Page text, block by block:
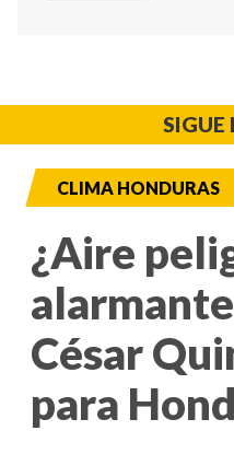
SIGUE
CLIMA HONDURAS
¿Aire
César
para